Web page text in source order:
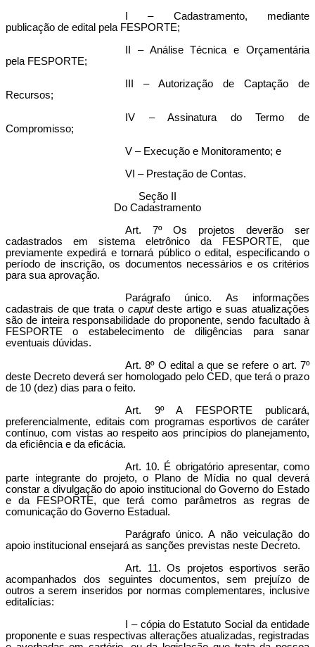
I – Cadastramento, mediante
publicação de edital pela FESPORTE;
II – Análise Técnica e Orçamentária
pela FESPORTE;
III – Autorização de Captação de
Recursos;
IV – Assinatura do Termo de
Compromisso;
V – Execução e Monitoramento; e
VI – Prestação de Contas.
Seção II
Do Cadastramento
Art. 7º Os projetos deverão ser
cadastrados em sistema eletrônico da FESPORTE, que
previamente expedirá e tornará público o edital, especificando o
período de inscrição, os documentos necessários e os critérios
para sua aprovação.
Parágrafo único. As informações
cadastrais de que trata o caputdeste artigo e suas atualizações
são de inteira responsabilidade do proponente, sendo facultado à
FESPORTE o estabelecimento de diligências para sanar
eventuais dúvidas.
Art. 8º O edital a que se refere o art. 7º
deste Decreto deverá ser homologado pelo CED, que terá o prazo
de 10 (dez) dias para o feito.
Art. 9º A FESPORTE publicará,
preferencialmente, editais com programas esportivos de caráter
contínuo, com vistas ao respeito aos princípios do planejamento,
da eficiência e da eficácia.
Art. 10. É obrigatório apresentar, como
parte integrante do projeto, o Plano de Mídia no qual deverá
constar a divulgação do apoio institucional do Governo do Estado
e da FESPORTE, que terá como parâmetros as regras de
comunicação do Governo Estadual.
Parágrafo único. A não veiculação do
apoio institucional ensejará as sanções previstas neste Decreto.
Art. 11. Os projetos esportivos serão
acompanhados dos seguintes documentos, sem prejuízo de
outros a serem inseridos por normas complementares, inclusive
editalícias:
I – cópia do Estatuto Social da entidade
proponente e suas respectivas alterações atualizadas, registradas